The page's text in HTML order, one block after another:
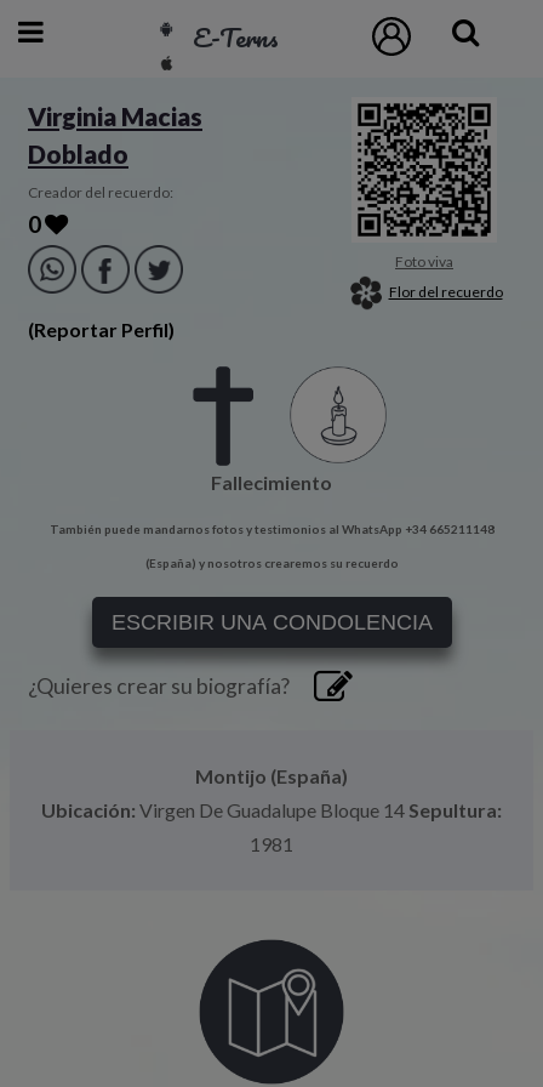
E-Terns
ESP
ENG
POR
Inicio
Virginia Macias
Doblado
Creador del recuerdo:
0
(Reportar Perfil)
Foto viva
Flor del recuerdo
Fallecimiento
También puede mandarnos fotos y testimonios al WhatsApp +34 665211148
(España) y nosotros crearemos su recuerdo
ESCRIBIR UNA CONDOLENCIA
¿Quieres crear su biografía?
Montijo (España)
Ubicación: Virgen De Guadalupe Bloque 14 Sepultura:
1981